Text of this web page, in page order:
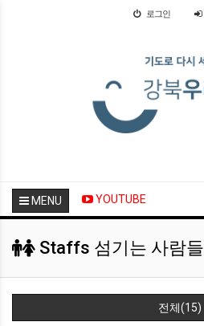
로그인
MENU YOUTUBE
Staffs 섬기는 사람들
전체(15)